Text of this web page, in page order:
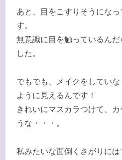
あと、目をこすりそうにな
す。
無意識に目を触っているん
した。
でもでも、メイクをしてい
ように見えるんです！
きれいにマスカラつけて、
うな・・・。
私みたいな面倒くさがりに